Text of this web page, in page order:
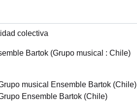
colectiva
Bartok (Grupo musical : Chile)
musical Ensemble Bartok (Chile)
Ensemble Bartok (Chile)